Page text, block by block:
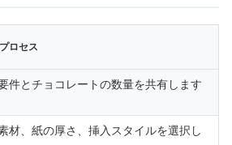
ロセス
件とチョコレートの数量を共有します
材、紙の厚さ、挿入スタイルを選択し